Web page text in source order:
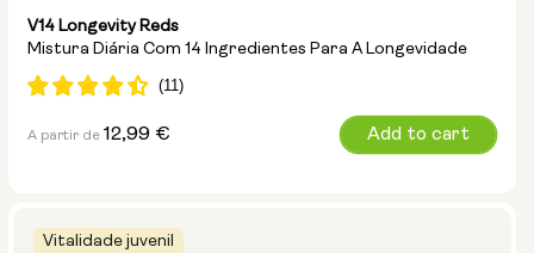
V14 Longevity Reds
Mistura Diária Com 14 Ingredientes Para A Longevidade
Preço
A partir de 12,99 € Add to cart
Vitalidade juvenil